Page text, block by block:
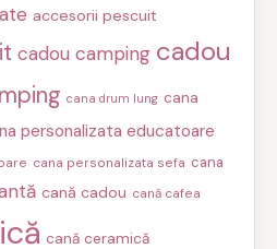
accesorii pescuit
cadou camping cadou
cana drum lung cana
personalizata educatoare
cana personalizata sefa cana
cană cadou cană cafea
cană ceramică